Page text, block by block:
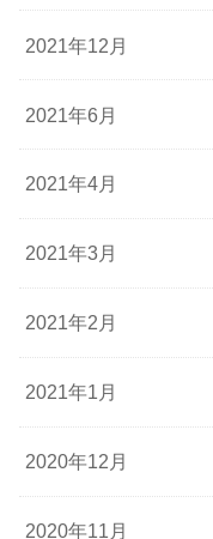
2021年12月
2021年6月
2021年4月
2021年3月
2021年2月
2021年1月
2020年12月
2020年11月